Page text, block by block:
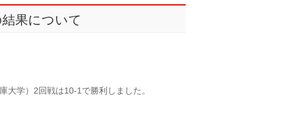
果について
大学）2回戦は10-1で勝利しました。